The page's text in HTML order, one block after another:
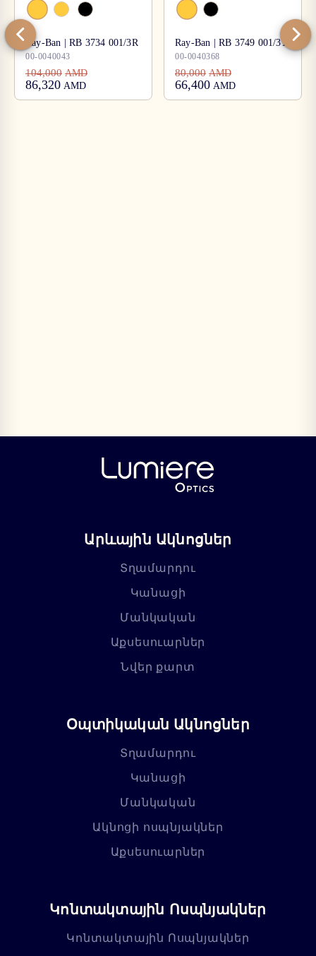
Ray-Ban | RB 3734 001/3R
00-0040043
104,000 AMD
86,320 AMD
Ray-Ban | RB 3749 001/31
00-0040368
80,000 AMD
66,400 AMD
Արևային Ակնոցներ
Տղամարդու
Կանացի
Մանկական
Աքսեսուարներ
Նվեր քարտ
Օպտիկական Ակնոցներ
Տղամարդու
Կանացի
Մանկական
Ակնոցի ոսպնյակներ
Աքսեսուարներ
Կոնտակտային Ոսպնյակներ
Կոնտակտային Ոսպնյակներ